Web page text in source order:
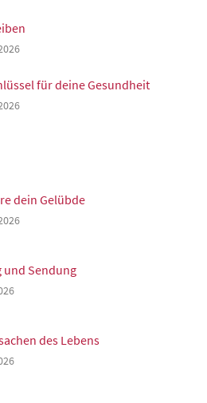
für deine Gesundheit
dein Gelübde
und Sendung
des Lebens